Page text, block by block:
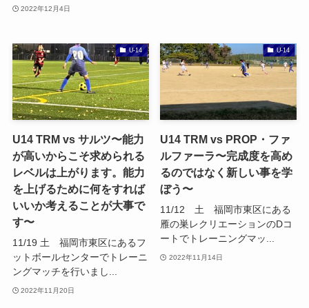
2022年12月4日
U-14
U14 TRM vs サルツ〜能力
が高いからこそ求められる
レベルは上がります。能力
を上げるために何をすれば
いいか考えることが大事で
す〜
11/19 土 福岡市東区にあるフ
ットボールセンターでトレーニ
ングマッチを行いまし...
2022年11月20日
U-14
U14 TRM vs PROP・ファ
ルファーラ〜完成度を高め
るのではなく新しい事を学
ぼう〜
11/12 土 福岡市東区にある
雁の巣レクリエーションのDコ
ートでトレーニングマッ...
2022年11月14日